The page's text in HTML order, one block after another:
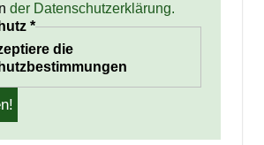
der Datenschutzerklärung.
*
die